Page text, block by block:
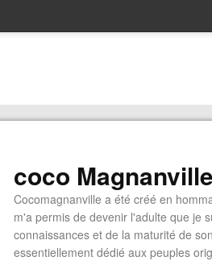
coco Magnanville
Cocomagnanville a été créé en
m'a permis de devenir l'adulte que je
connaissances et de la maturité de
essentiellement dédié aux peuples